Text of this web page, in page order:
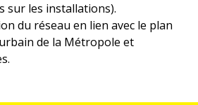
sur les installations).
du réseau en lien avec le plan
de la Métropole et